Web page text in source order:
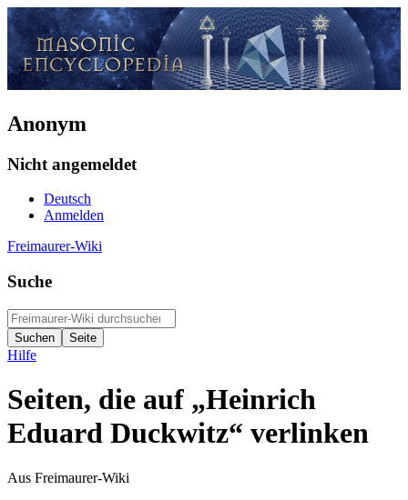
Anonym
Nicht angemeldet
Deutsch
Anmelden
Freimaurer-Wiki
Suche
Hilfe
Seiten, die auf „Heinrich
Eduard Duckwitz“ verlinken
Aus Freimaurer-Wiki